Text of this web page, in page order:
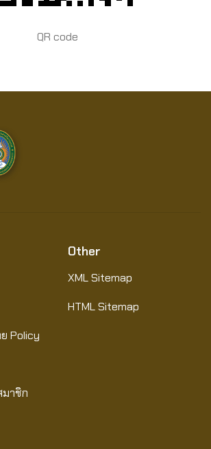
QR code
Policy
มาชิก
Other
XML Sitemap
HTML Sitemap